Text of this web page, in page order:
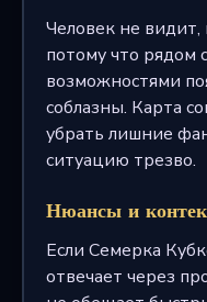
Человек не видит,
потому что рядом
возможностями
соблазны. Карта
убрать лишние
ситуацию трезво.
Нюансы и
Если Семерка
отвечает через